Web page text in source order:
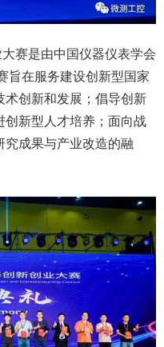
赛是由中国仪器仪表学会
旨在服务建设创新型国家
术创新和发展；倡导创新
创新型人才培养；面向战
究成果与产业改造的融